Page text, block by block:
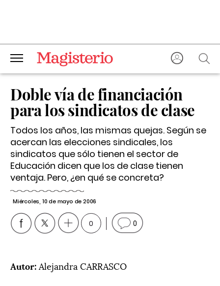
Doble vía de financiación
para los sindicatos de clase
Todos los años, las mismas quejas. Según se
acercan las elecciones sindicales, los
sindicatos que sólo tienen el sector de
Educación dicen que los de clase tienen
ventaja. Pero, ¿en qué se concreta?
Miércoles, 10 de mayo de 2006
0 0
Autor:Alejandra CARRASCO